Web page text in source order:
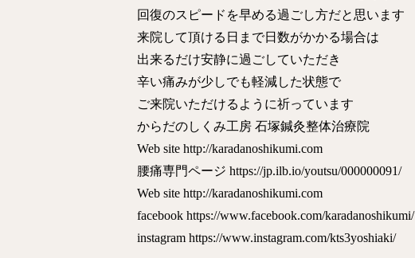
回復のスピードを早める過ごし方だと思います
来院して頂ける日まで日数がかかる場合は
出来るだけ安静に過ごしていただき
辛い痛みが少しでも軽減した状態で
ご来院いただけるように祈っています
からだのしくみ工房 石塚鍼灸整体治療院
Web site http://karadanoshikumi.com
腰痛専門ページ https://jp.ilb.io/youtsu/000000091/
Web site http://karadanoshikumi.com
facebook https://www.facebook.com/karadanoshikumi/
instagram https://www.instagram.com/kts3yoshiaki/